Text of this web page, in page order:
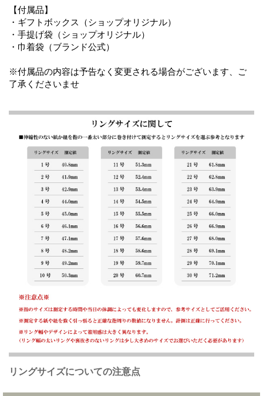
【付属品】
・ギフトボックス（ショップオリジナル）
・手提げ袋（ショップオリジナル）
・巾着袋（ブランド公式）
※付属品の内容は予告なく変更される場合がございます、ご
了承くださいませ
リングサイズについての注意点